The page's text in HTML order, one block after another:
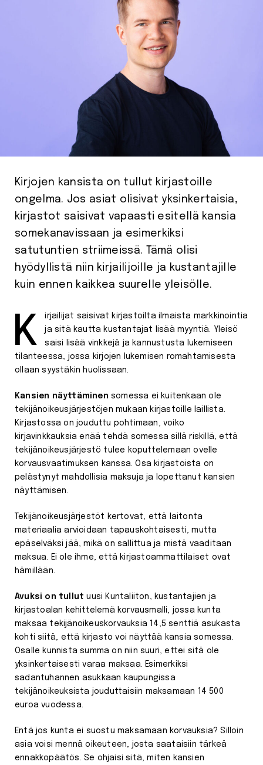
Kirjojen kansista on tullut kirjastoille
ongelma. Jos asiat olisivat yksinkertaisia,
kirjastot saisivat vapaasti esitellä kansia
somekanavissaan ja esimerkiksi
satutuntien striimeissä. Tämä olisi
hyödyllistä niin kirjailijoille ja kustantajille
kuin ennen kaikkea suurelle yleisölle.
Kirjailijat saisivat kirjastoilta ilmaista markkinointia
ja sitä kautta kustantajat lisää myyntiä. Yleisö
saisi lisää vinkkejä ja kannustusta lukemiseen
tilanteessa, jossa kirjojen lukemisen romahtamisesta
ollaan syystäkin huolissaan.
Kansien näyttäminen somessa ei kuitenkaan ole
tekijänoikeusjärjestöjen mukaan kirjastoille laillista.
Kirjastossa on jouduttu pohtimaan, voiko
kirjavinkkauksia enää tehdä somessa sillä riskillä, että
tekijänoikeusjärjestö tulee koputtelemaan ovelle
korvausvaatimuksen kanssa. Osa kirjastoista on
pelästynyt mahdollisia maksuja ja lopettanut kansien
näyttämisen.
Tekijänoikeusjärjestöt kertovat, että laitonta
materiaalia arvioidaan tapauskohtaisesti, mutta
epäselväksi jää, mikä on sallittua ja mistä vaaditaan
maksua. Ei ole ihme, että kirjastoammattilaiset ovat
hämillään.
Avuksi on tullut uusi Kuntaliiton, kustantajien ja
kirjastoalan kehittelemä korvausmalli, jossa kunta
maksaa tekijänoikeuskorvauksia 14,5 senttiä asukasta
kohti siitä, että kirjasto voi näyttää kansia somessa.
Osalle kunnista summa on niin suuri, ettei sitä ole
yksinkertaisesti varaa maksaa. Esimerkiksi
sadantuhannen asukkaan kaupungissa
tekijänoikeuksista jouduttaisiin maksamaan 14 500
euroa vuodessa.
Entä jos kunta ei suostu maksamaan korvauksia? Silloin
asia voisi mennä oikeuteen, josta saataisiin tärkeä
ennakkopäätös. Se ohjaisi sitä, miten kansien